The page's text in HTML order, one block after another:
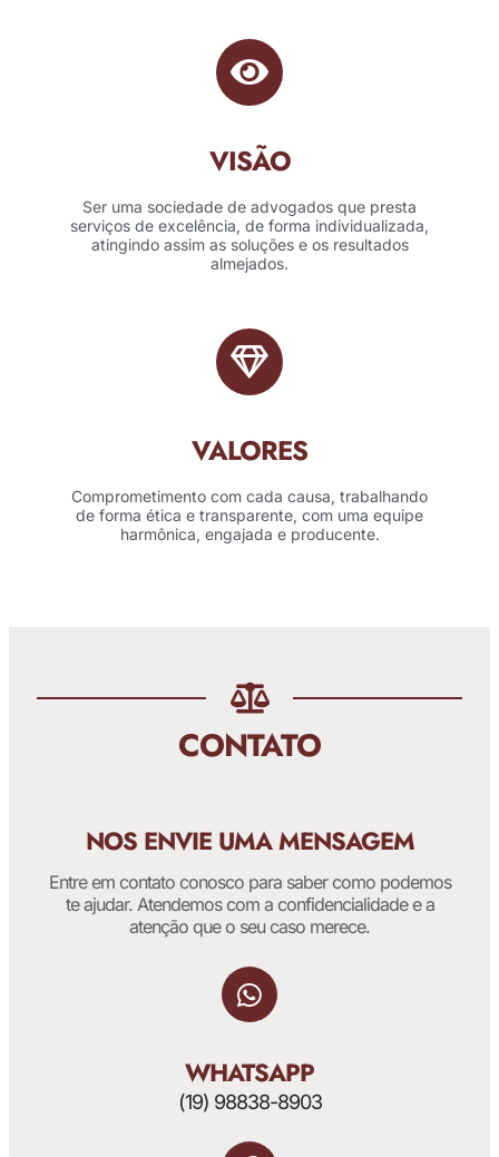
VISÃO
Ser uma sociedade de advogados que presta
serviços de excelência, de forma individualizada,
atingindo assim as soluções e os resultados
almejados.
VALORES
Comprometimento com cada causa, trabalhando
de forma ética e transparente, com uma equipe
harmônica, engajada e producente.
CONTATO
NOS ENVIE UMA MENSAGEM
Entre em contato conosco para saber como podemos
te ajudar. Atendemos com a confidencialidade e a
atenção que o seu caso merece.
WHATSAPP
(19) 98838-8903